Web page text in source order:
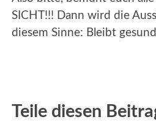
SICHT!!! Dann wird die
diesem Sinne: Bleibt
Teile diesen